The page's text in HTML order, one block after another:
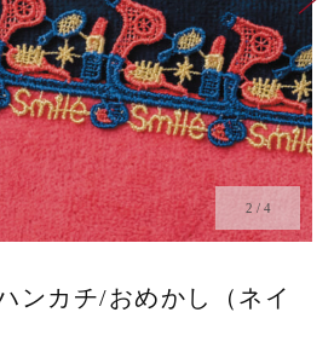
2 / 4
ンカチ/おめかし（ネイ